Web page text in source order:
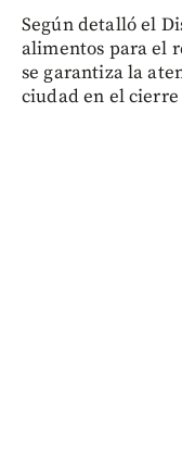
Según detalló el
alimentos para el
se garantiza la
ciudad en el cierre